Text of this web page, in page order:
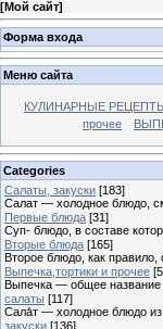
[Мой сайт]
Форма входа
Меню сайта
КУЛИНАРНЫЕ
прочее
Categories
Cалаты, закуски [183]
Салат — холодное блюдо,
Первые блюда [31]
Суп- блюдо, в составе
Вторые блюда [165]
Второе блюдо, как
Выпечка,тортики и прочее
Выпечка — общее название
салаты [117]
Сала́т — холодное блюдо из
закуски [136]